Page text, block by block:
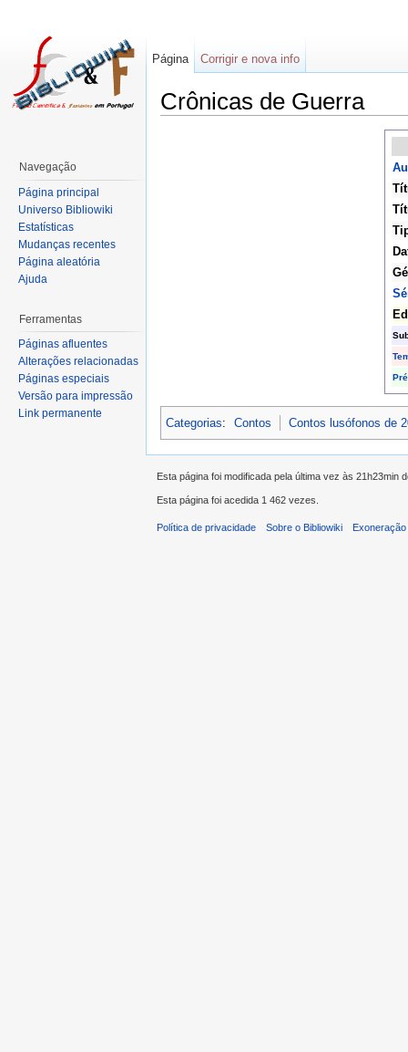
Crônicas de Guerra
Categorias: Contos Contos lusófonos de
Página Corrigir e nova info
Navegação
Página principal
Universo Bibliowiki
Estatísticas
Mudanças recentes
Página aleatória
Ajuda
Ferramentas
Páginas afluentes
Alterações relacionadas
Páginas especiais
Versão para impressão
Link permanente
Esta página foi modificada pela última vez às 21h23min
Esta página foi acedida 1 462 vezes.
Política de privacidade Sobre o Bibliowiki